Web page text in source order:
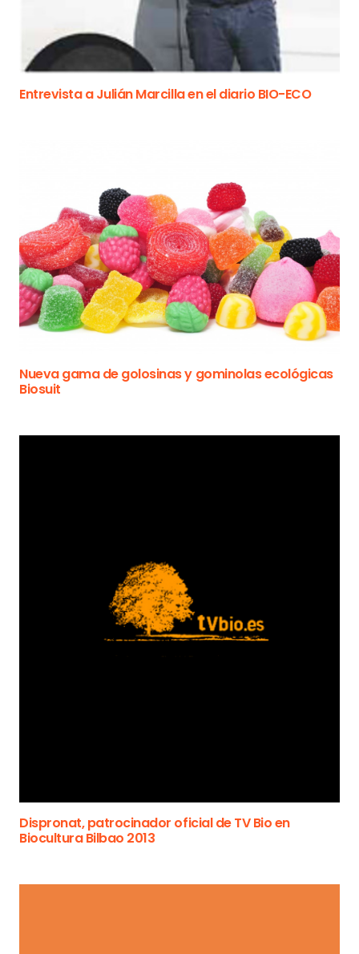
Entrevista a Julián Marcilla en el diario BIO-ECO
Nueva gama de golosinas y gominolas ecológicas
Biosuit
Dispronat, patrocinador oficial de TV Bio en
Biocultura Bilbao 2013